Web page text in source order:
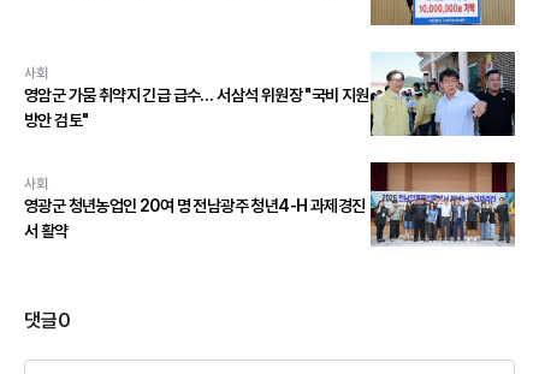
사회
영암군 가뭄 취약지 긴급 급수… 서삼석 위원장 "국비 지원
방안 검토"
사회
영광군 청년농업인 20여 명 전남광주 청년4-H 과제경진
서 활약
댓글0